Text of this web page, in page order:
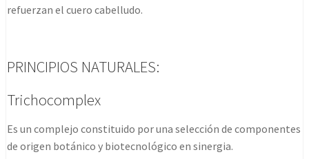
refuerzan el cuero cabelludo.
PRINCIPIOS NATURALES:
Trichocomplex
Es un complejo constituido por una selección de componentes
de origen botánico y biotecnológico en sinergia.